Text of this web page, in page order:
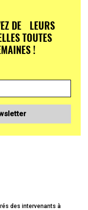
DE LEURS
TOUTES
!
des intervenants à